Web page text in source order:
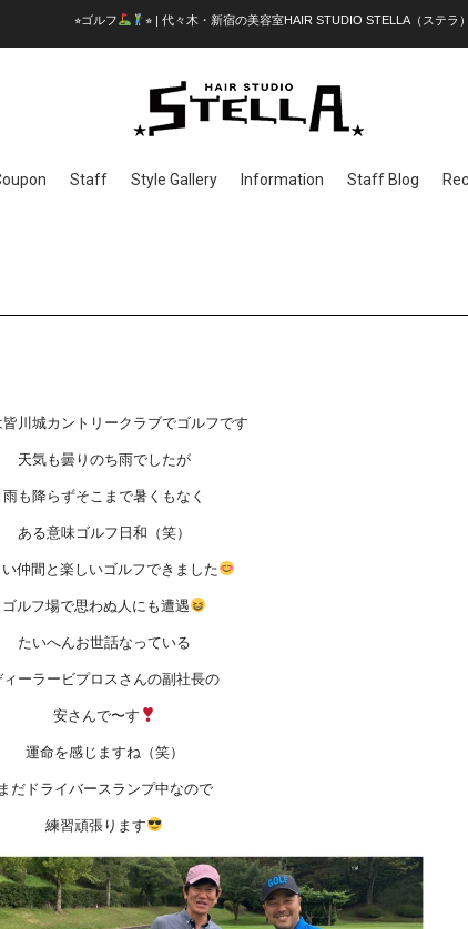
⭐︎ゴルフ ⭐︎ | 代々木・新宿の美容室HAIR STUDIO STELLA（ステラ
Staff Style Gallery Information Staff Blog
川城カントリークラブでゴルフです
天気も曇りのち雨でしたが
雨も降らずそこまで暑くもなく
ある意味ゴルフ日和（笑）
仲間と楽しいゴルフできました
ゴルフ場で思わぬ人にも遭遇
たいへんお世話なっている
ィーラービプロスさんの副社長の
安さんで〜す
運命を感じますね（笑）
だドライバースランプ中なので
練習頑張ります